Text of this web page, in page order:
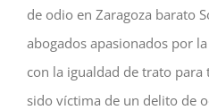
de odio en Zaragoza barato
abogados apasionados por
con la igualdad de trato para
sido víctima de un delito de